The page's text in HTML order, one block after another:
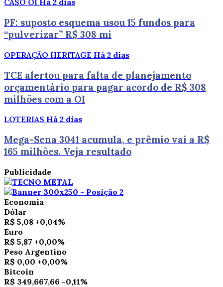
CASO OI Há 2 dias
PF: suposto esquema usou 15 fundos para
“pulverizar” R$ 308 mi
OPERAÇÃO HERITAGE Há 2 dias
TCE alertou para falta de planejamento
orçamentário para pagar acordo de R$ 308
milhões com a OI
LOTERIAS Há 2 dias
Mega-Sena 3041 acumula, e prêmio vai a R$
165 milhões. Veja resultado
Publicidade
Economia
Dólar
R$ 5,08 +0,04%
Euro
R$ 5,87 +0,00%
Peso Argentino
R$ 0,00 +0,00%
Bitcoin
R$ 349,667,66 -0,11%